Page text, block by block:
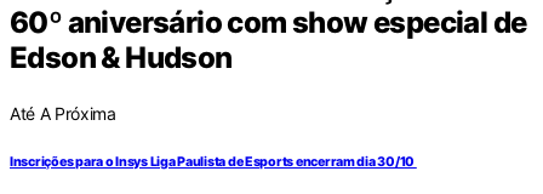
60º aniversário com show especial de
Edson & Hudson
Até A Próxima
Inscrições para o Insys Liga Paulista de Esports encerram dia 30/10